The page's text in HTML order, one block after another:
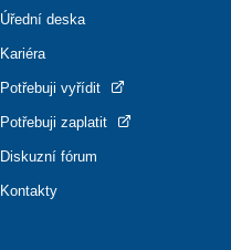
Úřední deska
Kariéra
Potřebuji vyřídit
Potřebuji zaplatit
Diskuzní fórum
Kontakty